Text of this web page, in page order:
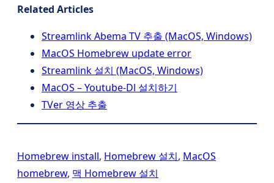
Related Articles
Streamlink Abema TV 추출 (MacOS, Windows)
MacOS Homebrew update error
Streamlink 설치 (MacOS, Windows)
MacOS – Youtube-Dl 설치하기
TVer 영상 추출
Homebrew install, Homebrew 설치, MacOS
homebrew, 맥 Homebrew 설치